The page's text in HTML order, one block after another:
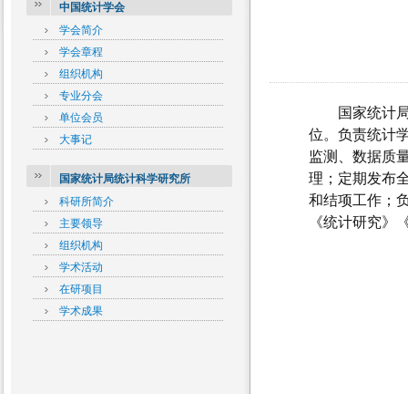
中国统计学会
学会简介
学会章程
组织机构
专业分会
单位会员
大事记
国家统计局统计科学研究所
科研所简介
主要领导
组织机构
学术活动
在研项目
学术成果
国家统计局
位。负责统计
监测、数据质
理；定期发布
和结项工作；
《统计研究》